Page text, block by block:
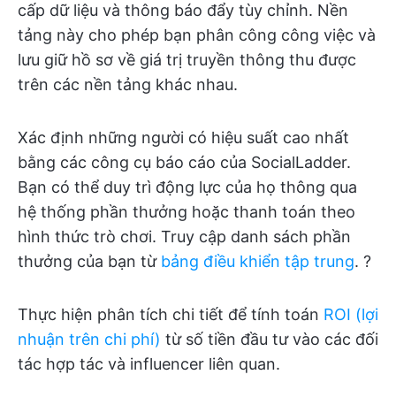
cấp dữ liệu và thông báo đẩy tùy chỉnh. Nền
tảng này cho phép bạn phân công công việc và
lưu giữ hồ sơ về giá trị truyền thông thu được
trên các nền tảng khác nhau.
Xác định những người có hiệu suất cao nhất
bằng các công cụ báo cáo của SocialLadder.
Bạn có thể duy trì động lực của họ thông qua
hệ thống phần thưởng hoặc thanh toán theo
hình thức trò chơi. Truy cập danh sách phần
thưởng của bạn từ bảng điều khiển tập trung. ?
Thực hiện phân tích chi tiết để tính toán ROI (lợi
nhuận trên chi phí) từ số tiền đầu tư vào các đối
tác hợp tác và influencer liên quan.